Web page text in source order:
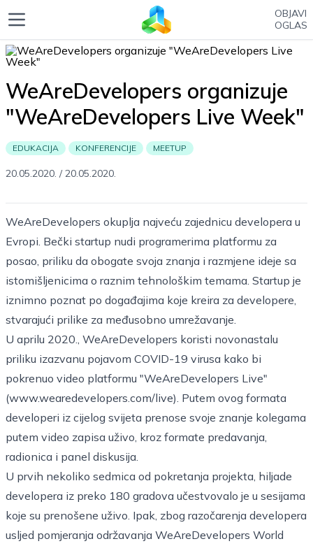
OBJAVI
OGLAS
WeAreDevelopers organizuje
"WeAreDevelopers Live Week"
EDUKACIJA KONFERENCIJE MEETUP
20.05.2020. /20.05.2020.
WeAreDevelopers okuplja najveću zajednicu developera u
Evropi. Bečki startup nudi programerima platformu za
posao, priliku da obogate svoja znanja i razmjene ideje sa
istomišljenicima o raznim tehnološkim temama. Startup je
iznimno poznat po događajima koje kreira za developere,
stvarajući prilike za međusobno umrežavanje.
U aprilu 2020., WeAreDevelopers koristi novonastalu
priliku izazvanu pojavom COVID-19 virusa kako bi
pokrenuo video platformu "WeAreDevelopers Live"
(www.wearedevelopers.com/live). Putem ovog formata
developeri iz cijelog svijeta prenose svoje znanje kolegama
putem video zapisa uživo, kroz formate predavanja,
radionica i panel diskusija.
U prvih nekoliko sedmica od pokretanja projekta, hiljade
developera iz preko 180 gradova učestvovalo je u sesijama
koje su prenošene uživo. Ipak, zbog razočarenja developera
usljed pomjeranja održavanja WeAreDevelopers World